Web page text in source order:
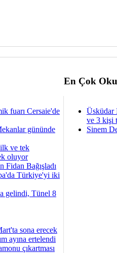
En Çok
fuarı Cersaie'de
gününde
ve tek
oluyor
Bağışladı
Türkiye'yi iki
gelindi, Tünel 8
sona erecek
ayına ertelendi
çıkartması
Üsküdar
ve 3 kişi
Sinem